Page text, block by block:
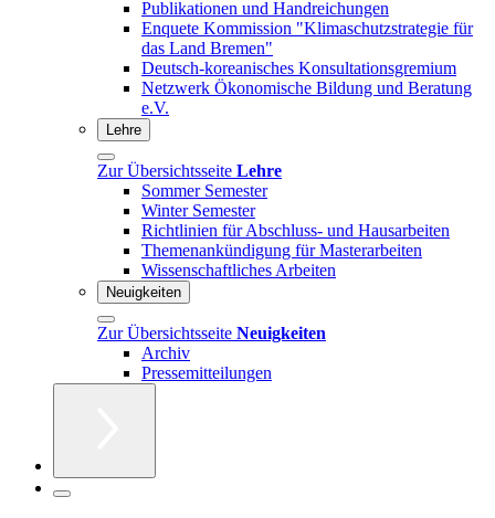
Publikationen und Handreichungen
Enquete Kommission "Klimaschutzstrategie für
das Land Bremen"
Deutsch-koreanisches Konsultationsgremium
Netzwerk Ökonomische Bildung und Beratung
e.V.
Lehre
Zur Übersichtsseite Lehre
Sommer Semester
Winter Semester
Richtlinien für Abschluss- und Hausarbeiten
Themenankündigung für Masterarbeiten
Wissenschaftliches Arbeiten
Neuigkeiten
Zur Übersichtsseite Neuigkeiten
Archiv
Pressemitteilungen